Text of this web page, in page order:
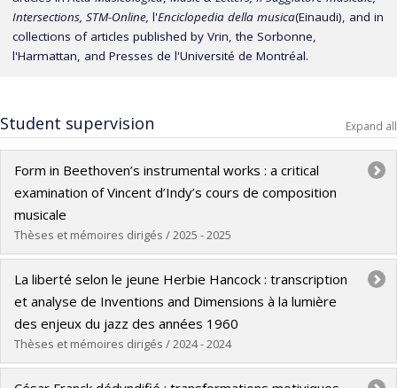
Intersections, STM-Online, l'Enciclopedia della musica(Einaudi), and in
collections of articles published by Vrin, the Sorbonne,
l'Harmattan, and Presses de l'Université de Montréal.
Student supervision Expand all
Form in Beethoven’s instrumental works : a critical
examination of Vincent d’Indy’s cours de composition
musicale
Thèses et mémoires dirigés / 2025 - 2025
Graduate :Yin, Zi Hang
Cycle :Master's
Grade :M. Mus.
Lien vers le document dans Papyrus
La liberté selon le jeune Herbie Hancock : transcription
et analyse de Inventions and Dimensions à la lumière
des enjeux du jazz des années 1960
Thèses et mémoires dirigés / 2024 - 2024